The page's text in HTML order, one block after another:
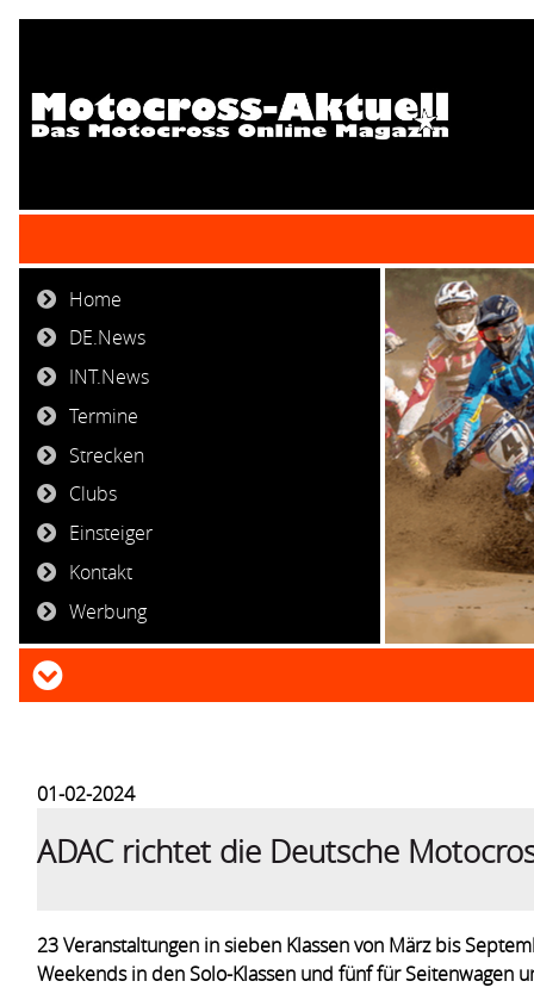
Home
DE.News
INT.News
Termine
Strecken
Clubs
Einsteiger
Kontakt
Werbung
01-02-2024
ADAC richtet die Deutsche
23 Veranstaltungen in sieben Klassen von März bis
Weekends in den Solo-Klassen und fünf für Seitenwagen